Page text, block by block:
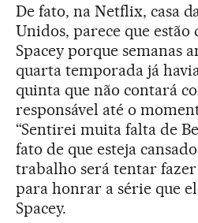
De fato, na Netflix, casa
Unidos, parece que estão
Spacey porque semanas
quarta temporada já
quinta que não contará
responsável até o
“Sentirei muita falta de
fato de que esteja
trabalho será tentar
para honrar a série que
Spacey.